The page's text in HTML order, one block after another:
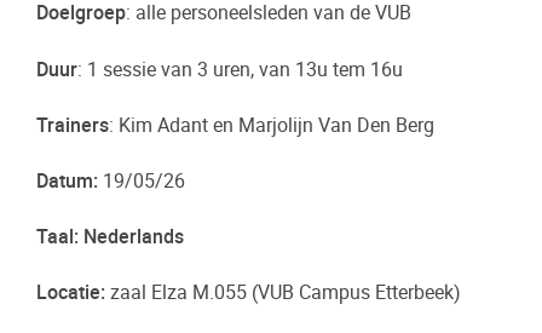
Doelgroep: alle personeelsleden van de VUB
Duur: 1 sessie van 3 uren, van 13u tem 16u
Trainers: Kim Adant en Marjolijn Van Den Berg
Datum: 19/05/26
Taal: Nederlands
Locatie: zaal Elza M.055 (VUB Campus Etterbeek)